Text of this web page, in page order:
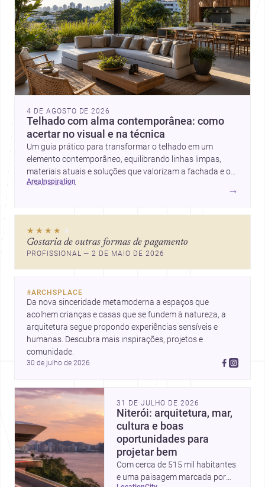
4 DE AGOSTO DE 2026
Telhado com alma contemporânea: como
acertar no visual e na técnica
Um guia prático para transformar o telhado em um
elemento contemporâneo, equilibrando linhas limpas,
materiais atuais e soluções que valorizam a fachada e o
conforto da casa.
area inspiration
→
★★★★ ★
Gostaria de outras formas de pagamento
PROFISSIONAL — 2 DE MAIO DE 2026
#ARCHSPLACE
Da nova sinceridade metamoderna a espaços que
acolhem crianças e casas que se fundem à natureza, a
arquitetura segue propondo experiências sensíveis e
humanas. Descubra mais inspirações, projetos e
comunidade.
30 de julho de 2026
31 DE JULHO DE 2026
Niterói: arquitetura, mar,
cultura e boas
oportunidades para
projetar bem
Com cerca de 515 mil habitantes
e uma paisagem marcada por